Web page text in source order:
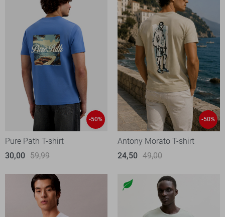
-50%
Pure Path T-shirt
30,00 59,99
-50%
Antony Morato T-shirt
24,50 49,00